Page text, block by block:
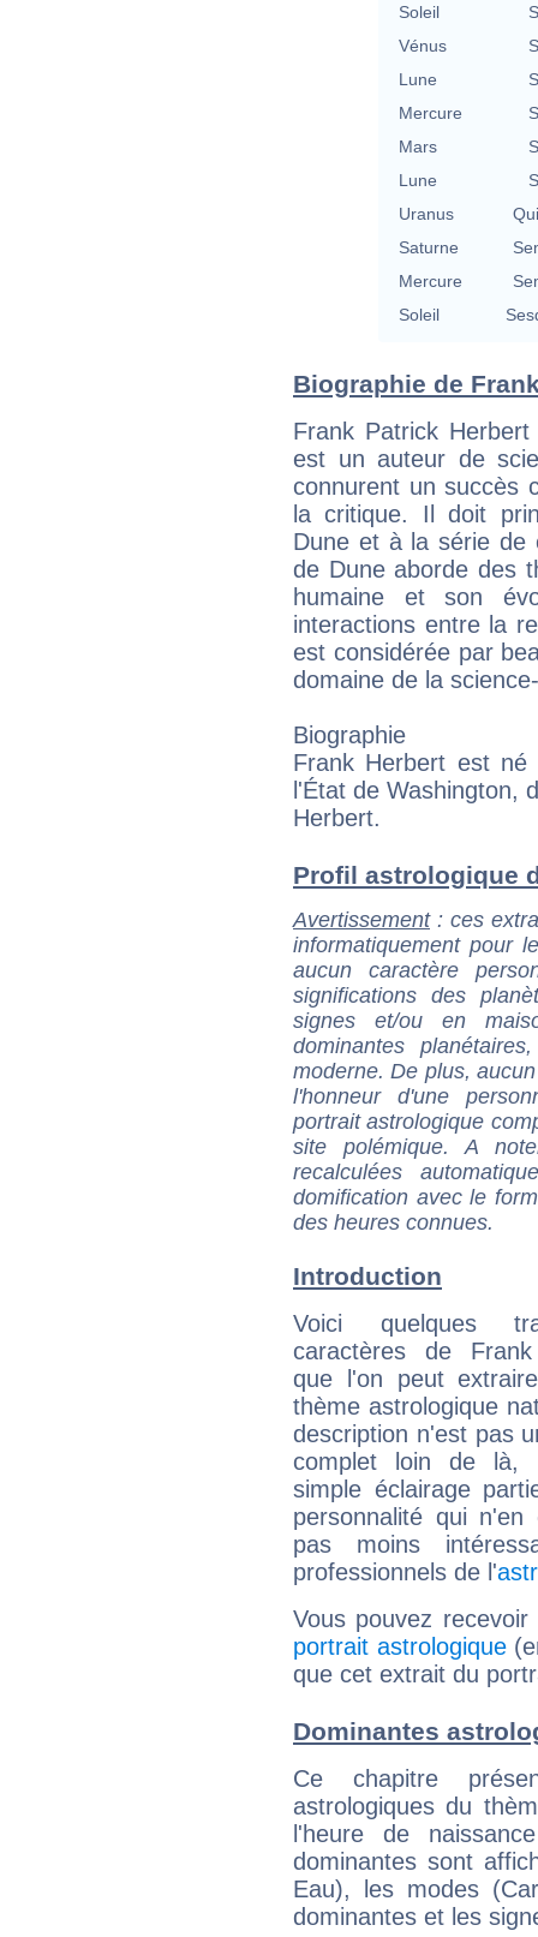
Soleil
Vénus
Lune
Mercure
Mars
Lune
Uranus
Saturne
Mercure
Soleil
Biographie de
Frank Patrick
est un auteur de
connurent un succès
la critique. Il doit
Dune et à la série de
de Dune aborde des
humaine et son
interactions entre la
est considérée par
domaine de la
Biographie
Frank Herbert est
l'État de Washington,
Herbert.
Profil astrologique
Avertissement: ces
informatiquement pour
aucun caractère
significations des
signes et/ou en
dominantes
moderne. De plus,
l'honneur d'une
portrait astrologique
site polémique. A
recalculées
domification avec le
des heures connues.
Introduction
Voici quelques
caractères de
que l'on peut
thème astrologique
description n'est pas
complet loin de là,
simple éclairage
personnalité qui n'en
pas moins
professionnels de l'
Vous pouvez
portrait astrologique
que cet extrait du
Dominantes
Ce chapitre
astrologiques du
l'heure de
dominantes sont
Eau), les modes
dominantes et les